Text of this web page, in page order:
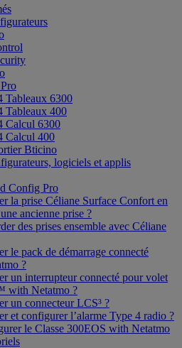
6300
400
Calcul 6300
Calcul 400
Bticino
logiciels et applis
Config Pro
la prise Céliane Surface Confort en
ancienne prise ?
des prises ensemble avec Céliane
le pack de démarrage connecté
?
un interrupteur connecté pour volet
with Netatmo ?
un connecteur LCS³ ?
et configurer l’alarme Type 4 radio ?
le Classe 300EOS with Netatmo